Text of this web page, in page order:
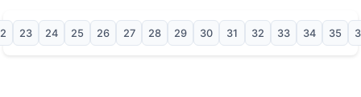
23 24 25 26 27 28 29 30 31 32 33 34 35